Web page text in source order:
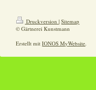
Druckversion| Sitemap
© Gärtnerei Kunstmann
Erstellt mitIONOS MyWebsite